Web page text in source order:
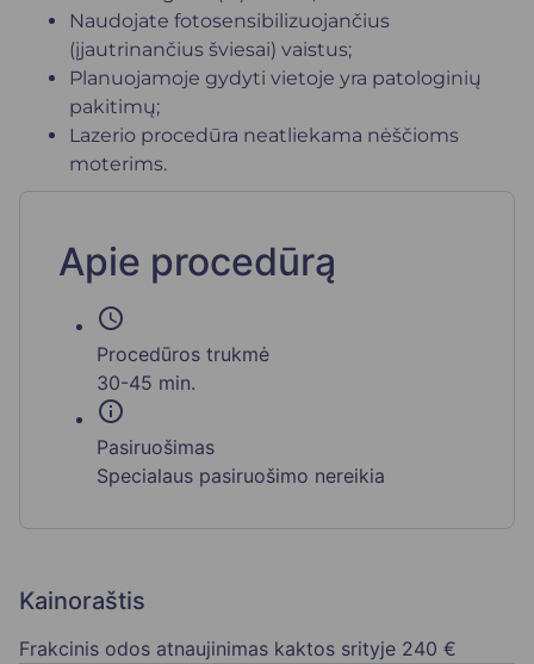
Naudojate fotosensibilizuojančius
(įjautrinančius šviesai) vaistus;
Planuojamoje gydyti vietoje yra patologinių
pakitimų;
Lazerio procedūra neatliekama nėščioms
moterims.
Apie procedūrą
schedule
Procedūros trukmė
30-45 min.
info
Pasiruošimas
Specialaus pasiruošimo nereikia
Kainoraštis
Frakcinis odos atnaujinimas kaktos srityje 240 €